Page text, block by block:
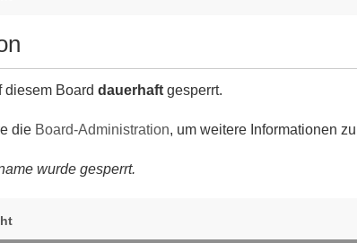
diesem Board dauerhaftgesperrt.
die Board-Administration, um weitere Informationen
wurde gesperrt.